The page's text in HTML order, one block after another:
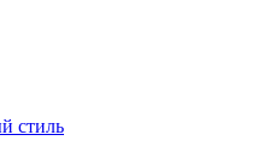
стиль